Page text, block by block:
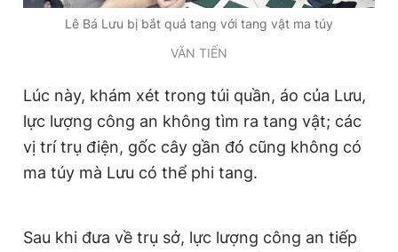
Lê Bá Lưu bị bắt quả tang với tang vật ma túy
VĂN TIẾN
Lúc này, khám xét trong túi quần, áo của Lưu,
lực lượng công an không tìm ra tang vật; các
vị trí trụ điện, gốc cây gần đó cũng không có
ma túy mà Lưu có thể phi tang.
Sau khi đưa về trụ sở, lực lượng công an tiếp